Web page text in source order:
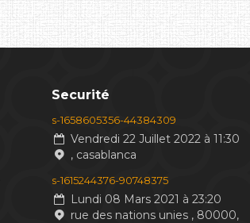
Securité
s-1658605356-44384309
Vendredi 22 Juillet 2022 à 11:30
, casablanca
s-1615244376-90748375
Lundi 08 Mars 2021 à 23:20
rue des nations unies , 80000,